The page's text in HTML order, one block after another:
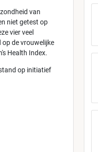
van
niet getest op
vier veel
de vrouwelijke
Health Index.
op initiatief